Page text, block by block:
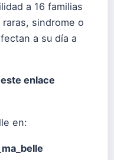
a 16 familias
sindrome o
a su día a
este enlace
en: